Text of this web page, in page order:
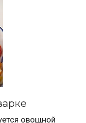
овощной